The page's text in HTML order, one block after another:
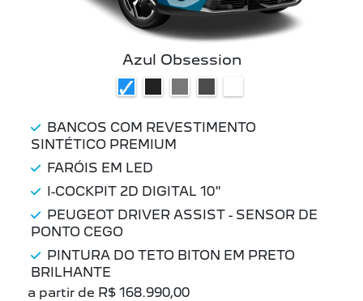
Azul Obsession
BANCOS COM REVESTIMENTO
SINTÉTICO PREMIUM
FARÓIS EM LED
I-COCKPIT 2D DIGITAL 10"
PEUGEOT DRIVER ASSIST - SENSOR DE
PONTO CEGO
PINTURA DO TETO BITON EM PRETO
BRILHANTE
a partir de R$ 168.990,00